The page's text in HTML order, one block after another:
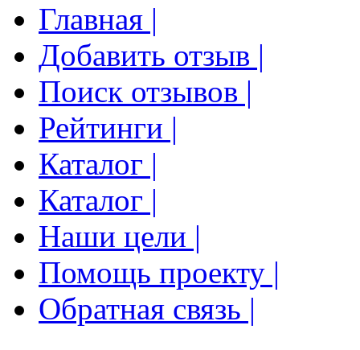
Главная |
Добавить отзыв |
Поиск отзывов |
Рейтинги |
Каталог |
Каталог |
Наши цели |
Помощь проекту |
Обратная связь |